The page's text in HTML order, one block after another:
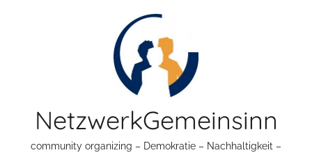
NetzwerkGemeinsinn
community organizing – Demokratie – Nachhaltigkeit –